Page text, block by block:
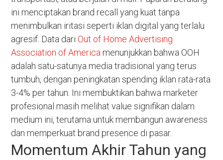
ini menciptakan brand recall yang kuat tanpa
menimbulkan iritasi seperti iklan digital yang terlalu
agresif. Data dariOut of Home Advertising
Association of America menunjukkan bahwa OOH
adalah satu-satunya media tradisional yang terus
tumbuh, dengan peningkatan spending iklan rata-rata
3-4% per tahun. Ini membuktikan bahwa marketer
profesional masih melihat value signifikan dalam
medium ini, terutama untuk membangun awareness
dan memperkuat brand presence di pasar.
Momentum Akhir Tahun yang